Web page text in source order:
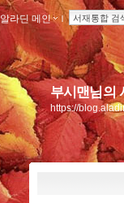
알라딘 메인 ｌ 서재통합 검
부시맨님의
https://